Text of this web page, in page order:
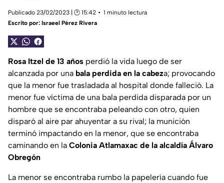
Publicado 23/02/2023 | 🕑 15:42
1 minuto lectura
Escrito por: Israeel Pérez Rivera
Rosa Itzel de 13 años perdió la vida luego de ser
alcanzada por una bala perdida en la cabeza; provocando
que la menor fue trasladada al hospital donde falleció. La
menor fue víctima de una bala perdida disparada por un
hombre que se encontraba peleando con otro, quien
disparó al aire par ahuyentar a su rival; la munición
terminó impactando en la menor, que se encontraba
caminando en la Colonia Atlamaxac de la alcaldía Álvaro
Obregón
La menor se encontraba rumbo la papelería cuando fue